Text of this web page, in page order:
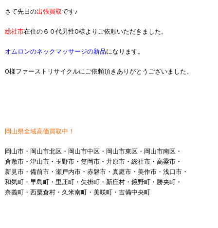
さて先日の出張買取です♪
総社市在住の６０代男性O様よりご依頼いただきました。
オムロンのネックマッサージの新品になります。
O様ファーストリサイクルにご依頼頂きありがとうございました。
岡山県全域高価買取中！
岡山市・岡山市北区・岡山市中区・岡山市東区・岡山市南区・
倉敷市・津山市・玉野市・笠岡市・井原市・総社市・高梁市・
新見市・備前市・瀬戸内市・赤磐市・真庭市・美作市・浅口市・
和気町・早島町・里庄町・矢掛町・新庄村・鏡野町・勝央町・
奈義町・西粟倉村・久米南町・美咲町・吉備中央町